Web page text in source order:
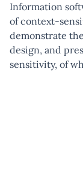
Information
of context-
demonstrate
design, and
sensitivity, of